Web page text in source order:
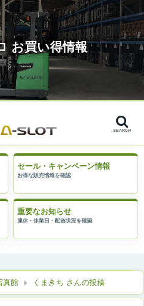
SEARCH
セール・キャンペーン情報
重要なお知らせ
真館 くまきち さんの投稿